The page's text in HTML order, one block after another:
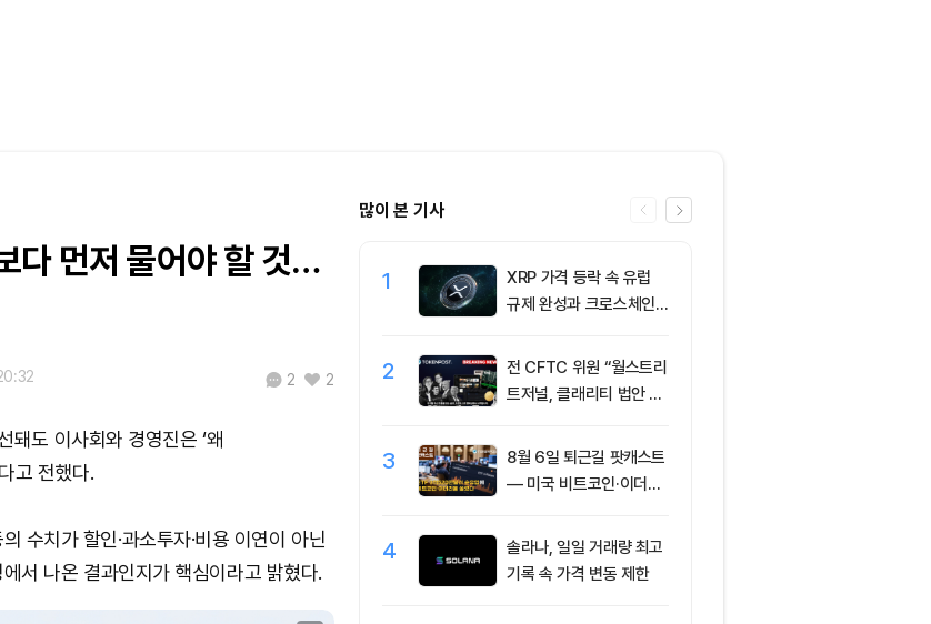
다 먼저 물어야 할 것…
2 2
돼도 이사회와 경영진은 ‘왜
고 전했다.
수치가 할인·과소투자·비용 이연이 아닌
서 나온 결과인지가 핵심이라고 밝혔다.
많이 본 기사
1
XRP 가격 등락 속 유럽
규제 완성과 크로스체인
2
전 CFTC 위원 “월스트리
트저널, 클래리티 법안 오
3
8월 6일 퇴근길 팟캐스트
— 미국 비트코인·이더리
달러 순유입, 대형자산 쏠
림 강화
4
솔라나, 일일 거래량 최고
기록 속 가격 변동 제한